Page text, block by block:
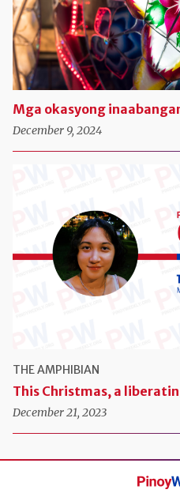
Mga okasyong
December 9, 2024
THE AMPHIBIAN
This Christmas, a
December 21, 2023